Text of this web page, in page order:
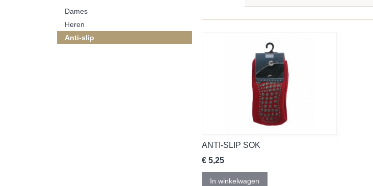
Dames
Heren
Anti-slip
ANTI-SLIP SOK
€ 5,25
In winkelwagen